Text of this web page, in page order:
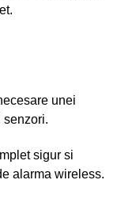
unei
senzori.
sigur si
alarma wireless.